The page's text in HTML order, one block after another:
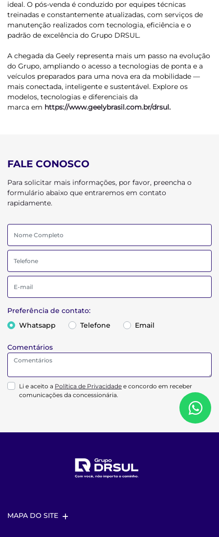
ideal. O pós-venda é conduzido por equipes técnicas
treinadas e constantemente atualizadas, com serviços de
manutenção realizados com tecnologia, eficiência e o
padrão de excelência do Grupo DRSUL.
A chegada da Geely representa mais um passo na evolução
do Grupo, ampliando o acesso a tecnologias de ponta e a
veículos preparados para uma nova era da mobilidade —
mais conectada, inteligente e sustentável. Explore os
modelos, tecnologias e diferenciais da
marca em https://www.geelybrasil.com.br/drsul.
FALE CONOSCO
Para solicitar mais informações, por favor, preencha o
formulário abaixo que entraremos em contato
rapidamente.
Preferência de contato:
Whatsapp
Telefone Email
Comentários
Li e aceito a Política de Privacidade e concordo em receber
comunicações da concessionária.
MAPA DO SITE